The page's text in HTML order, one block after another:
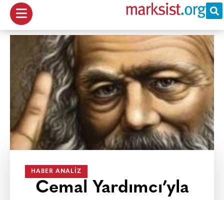
HABER ANALIZ
Cemal Yardımcı’yla